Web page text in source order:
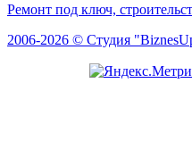
Ремонт под ключ,
2006-2026 © Студия